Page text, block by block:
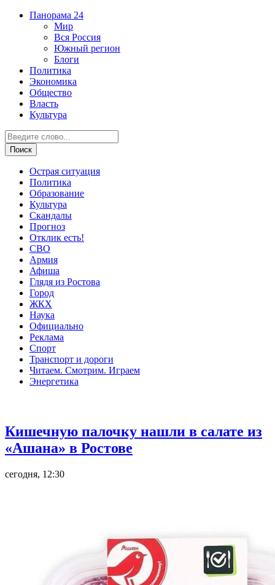
Панорама 24
Мир
Вся Россия
Южный регион
Блоги
Политика
Экономика
Общество
Власть
Культура
Острая ситуация
Политика
Образование
Культура
Скандалы
Прогноз
Отклик есть!
СВО
Армия
Афиша
Глядя из Ростова
Город
ЖКХ
Наука
Официально
Реклама
Спорт
Транспорт и дороги
Читаем. Смотрим. Играем
Энергетика
Кишечную палочку нашли в салате из
«Ашана» в Ростове
сегодня, 12:30